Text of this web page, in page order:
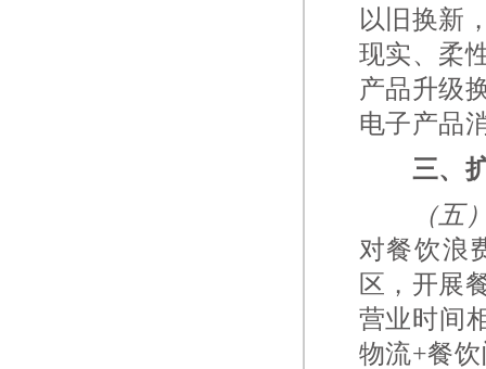
以旧换新
现实、柔
产品升级
电子产品
三、
（五
对餐饮浪
区，开展
营业时间
物流+餐